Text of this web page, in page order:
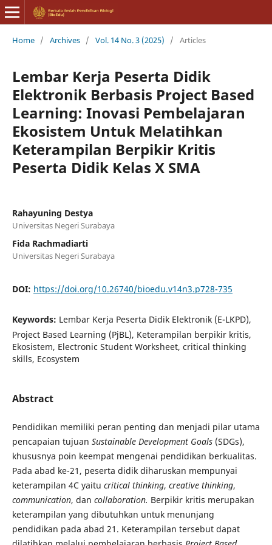
Home / Archives / Vol. 14 No. 3 (2025) / Articles
Lembar Kerja Peserta Didik
Elektronik Berbasis Project Based
Learning: Inovasi Pembelajaran
Ekosistem Untuk Melatihkan
Keterampilan Berpikir Kritis
Peserta Didik Kelas X SMA
Rahayuning Destya
Universitas Negeri Surabaya
Fida Rachmadiarti
Universitas Negeri Surabaya
DOI: https://doi.org/10.26740/bioedu.v14n3.p728-735
Keywords: Lembar Kerja Peserta Didik Elektronik (E-LKPD),
Project Based Learning (PjBL), Keterampilan berpikir kritis,
Ekosistem, Electronic Student Worksheet, critical thinking
skills, Ecosystem
Abstract
Pendidikan memiliki peran penting dan menjadi pilar utama
pencapaian tujuan Sustainable Development Goals(SDGs),
khususnya poin keempat mengenai pendidikan berkualitas.
Pada abad ke-21, peserta didik diharuskan mempunyai
keterampilan 4C yaitu critical thinking, creative thinking,
communication, dan collaboration. Berpikir kritis merupakan
keterampilan yang dibutuhkan untuk menunjang
pendidikan pada abad 21. Keterampilan tersebut dapat